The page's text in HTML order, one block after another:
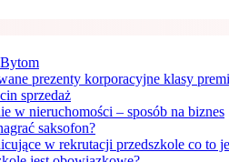
prezenty korporacyjne klasy
sprzedaż
w nieruchomości – sposób na biznes
saksofon?
w rekrutacji przedszkole co to